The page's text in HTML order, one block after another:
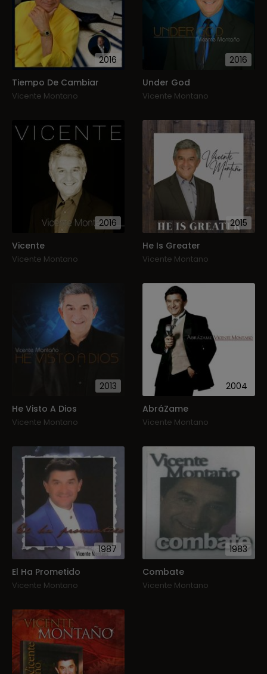
2016
Tiempo De Cambiar
Vicente Montano
2016
Under God
Vicente Montano
2016
Vicente
Vicente Montano
2015
He Is Greater
Vicente Montano
2013
He Visto A Dios
Vicente Montano
2004
AbráZame
Vicente Montano
1987
El Ha Prometido
Vicente Montano
1983
Combate
Vicente Montano